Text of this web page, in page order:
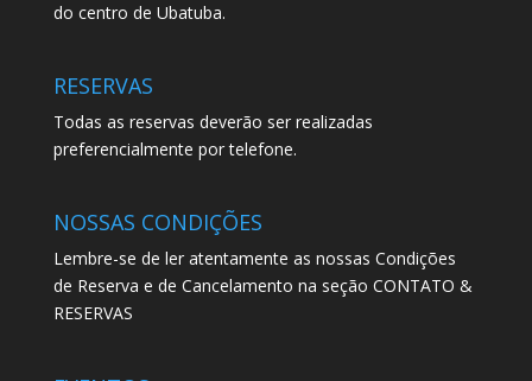
do centro de Ubatuba.
RESERVAS
Todas as reservas deverão ser realizadas
preferencialmente por telefone.
NOSSAS CONDIÇÕES
Lembre-se de ler atentamente as nossas Condições
de Reserva e de Cancelamento na seção CONTATO &
RESERVAS